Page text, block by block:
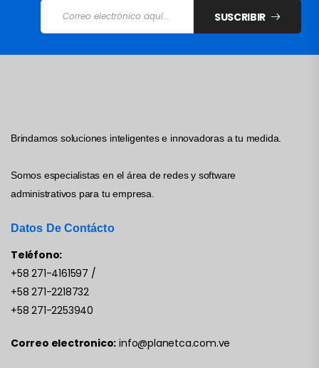
SUSCRIBIR
Brindamos soluciones inteligentes e innovadoras a tu medida.
Somos especialistas en el área de redes y software
administrativos para tu empresa.
Datos De Contácto
Teléfono:
+58 271-4161597 /
+58 271-2218732
+58 271-2253940
Correo electronico: info@planetca.com.ve